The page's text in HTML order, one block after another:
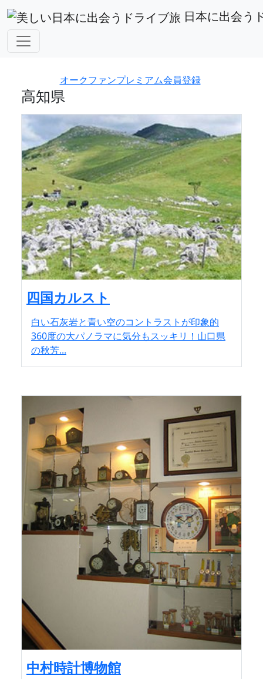
日本に出会う
オークファンプレミアム会員登録
高知県
四国カルスト
白い石灰岩と青い空のコントラストが印象的
360度の大パノラマに気分もスッキリ！山口県
の秋芳...
中村時計博物館